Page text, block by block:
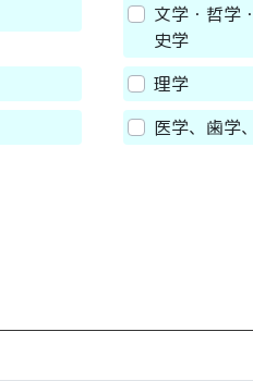
文学・哲学
史学
理学
医学、歯学